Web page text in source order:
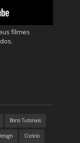
filmes
Bons Tutoriais
Ozório